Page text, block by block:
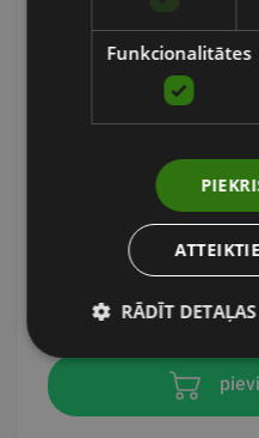
ROKU SMAGUMA
SVELTUS
15.73€
Funkcionalitātes
RĀDĪT DETAĻAS